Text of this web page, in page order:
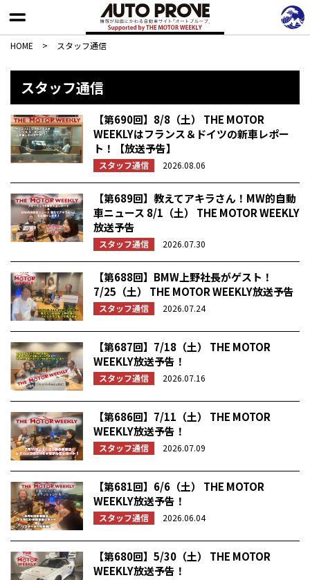
HOME > スタッフ通信
スタッフ通信
【第690回】8/8（土） THE MOTOR
WEEKLYはフランス＆ドイツの新車レポー
ト！【放送予告】
スタッフ通信 2026.08.06
【第689回】教えてアキラさん！MW的自動
車ニュース 8/1（土） THE MOTOR WEEKLY
放送予告
スタッフ通信 2026.07.30
【第688回】BMW上野社長がゲスト！
7/25（土） THE MOTOR WEEKLY放送予告
スタッフ通信 2026.07.24
【第687回】7/18（土） THE MOTOR
WEEKLY放送予告！
スタッフ通信 2026.07.16
【第686回】7/11（土） THE MOTOR
WEEKLY放送予告！
スタッフ通信 2026.07.09
【第681回】6/6（土） THE MOTOR
WEEKLY放送予告！
スタッフ通信 2026.06.04
【第680回】5/30（土） THE MOTOR
WEEKLY放送予告！